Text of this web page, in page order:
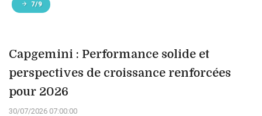
7/9
Capgemini : Performance solide et
perspectives de croissance renforcées
pour 2026
30/07/2026 07:00:00